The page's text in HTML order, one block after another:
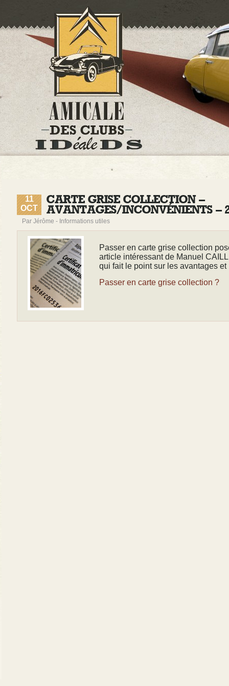
11
OCT
CARTE GRISE COLLECTION –
AVANTAGES/INCONVÉNIENTS –
Par Jérôme - Informations utiles
Passer en carte grise collection
article intéressant de Manuel
qui fait le point sur les avantages
Passer en carte grise collection ?